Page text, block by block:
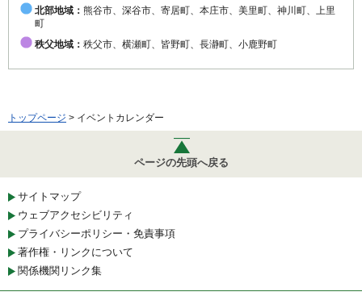
北部地域： 熊谷市、深谷市、寄居町、本庄市、美里町、神川町、上里
町
秩父地域： 秩父市、横瀬町、皆野町、長瀞町、小鹿野町
トップページ > イベントカレンダー
ページの先頭へ戻る
サイトマップ
ウェブアクセシビリティ
プライバシーポリシー・免責事項
著作権・リンクについて
関係機関リンク集